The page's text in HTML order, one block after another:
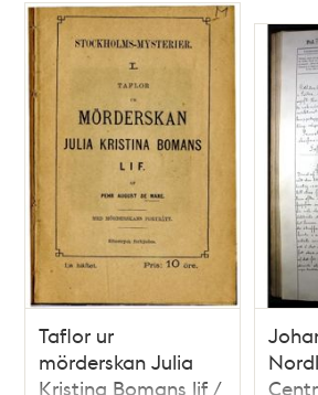
Taflor ur
mörderskan Julia
Kristina Bomans lif /